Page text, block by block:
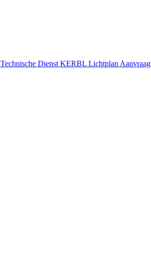
Technische Dienst KERBL Lichtplan Aanvraag